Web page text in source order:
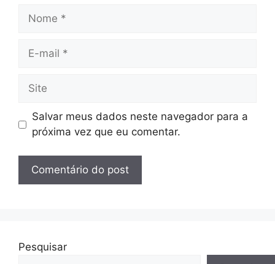
Nome
Site
Salvar meus dados neste navegador para a
próxima vez que eu comentar.
Pesquisar